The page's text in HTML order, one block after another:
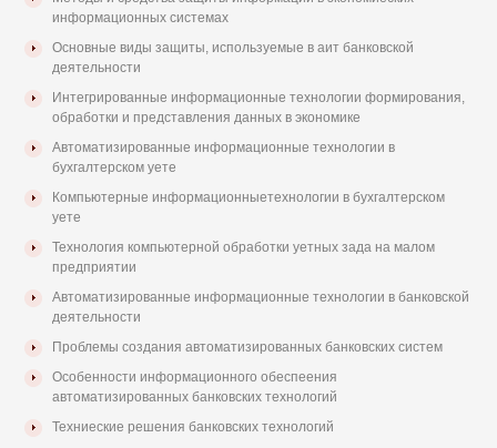
информационных системах
Основные виды защиты, используемые в аит банковской
деятельности
Интегрированные информационные технологии формирования,
обработки и представления данных в экономике
Автоматизированные информационные технологии в
бухгалтерском уете
Компьютерные информационныетехнологии в бухгалтерском
уете
Технология компьютерной обработки уетных зада на малом
предприятии
Автоматизированные информационные технологии в банковской
деятельности
Проблемы создания автоматизированных банковских систем
Особенности информационного обеспеения
автоматизированных банковских технологий
Техниеские решения банковских технологий